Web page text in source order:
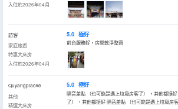
入住於2026年04月
訪客
家庭旅遊
特惠大床房
入住於2026年04月
5.0 極好
前台服務好，房間乾淨整齊
Quyangpiaoke
其他
精選大床房
5.0 極好
隔音差點 （也可能是遇上垃圾房客了） ，其他都挺
了） ，其他都挺好 隔音差點 （也可能是遇上垃圾房